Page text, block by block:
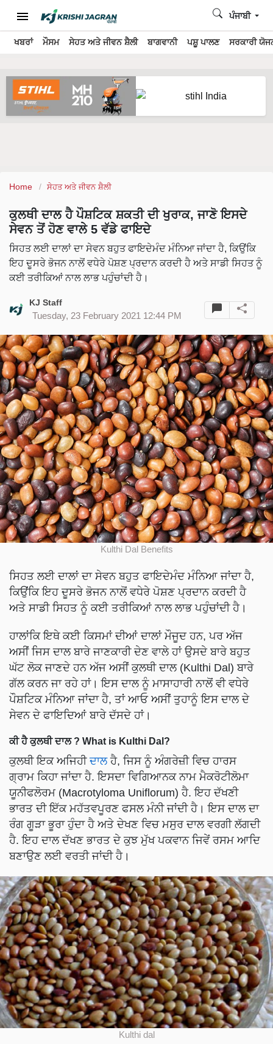
ਖਬਰਾਂ ਮੌਸਮ ਸੇਹਤ ਅਤੇ ਜੀਵਨ ਸ਼ੈਲੀ ਬਾਗਵਾਨੀ ਪਸ਼ੂ ਪਾਲਣ ਸਰਕਾਰੀ
ਪੰਜਾਬੀ
Home ਸੇਹਤ ਅਤੇ ਜੀਵਨ ਸ਼ੈਲੀ
ਕੁਲਥੀ ਦਾਲ ਹੈ ਪੌਸ਼ਟਿਕ ਸ਼ਕਤੀ ਦੀ ਖੁਰਾਕ, ਜਾਣੋ ਇਸਦੇ
ਸੇਵਨ ਤੋਂ ਹੋਣ ਵਾਲੇ 5 ਵੱਡੇ ਫਾਇਦੇ
ਸਿਹਤ ਲਈ ਦਾਲਾਂ ਦਾ ਸੇਵਨ ਬਹੁਤ ਫਾਇਦੇਮੰਦ ਮੰਨਿਆ ਜਾਂਦਾ ਹੈ, ਕਿਉਂਕਿ
ਇਹ ਦੂਸਰੇ ਭੋਜਨ ਨਾਲੋਂ ਵਧੇਰੇ ਪੋਸ਼ਣ ਪ੍ਰਦਾਨ ਕਰਦੀ ਹੈ ਅਤੇ ਸਾਡੀ ਸਿਹਤ ਨੂੰ
ਕਈ ਤਰੀਕਿਆਂ ਨਾਲ ਲਾਭ ਪਹੁੰਚਾਂਦੀ ਹੈ।
KJ Staff
Tuesday, 23 February 2021 12:44 PM
Kulthi Dal Benefits
ਸਿਹਤ ਲਈ ਦਾਲਾਂ ਦਾ ਸੇਵਨ ਬਹੁਤ ਫਾਇਦੇਮੰਦ ਮੰਨਿਆ ਜਾਂਦਾ ਹੈ,
ਕਿਉਂਕਿ ਇਹ ਦੂਸਰੇ ਭੋਜਨ ਨਾਲੋਂ ਵਧੇਰੇ ਪੋਸ਼ਣ ਪ੍ਰਦਾਨ ਕਰਦੀ ਹੈ
ਅਤੇ ਸਾਡੀ ਸਿਹਤ ਨੂੰ ਕਈ ਤਰੀਕਿਆਂ ਨਾਲ ਲਾਭ ਪਹੁੰਚਾਂਦੀ ਹੈ।
ਹਾਲਾਂਕਿ ਇਥੇ ਕਈ ਕਿਸਮਾਂ ਦੀਆਂ ਦਾਲਾਂ ਮੌਜੂਦ ਹਨ, ਪਰ ਅੱਜ
ਅਸੀਂ ਜਿਸ ਦਾਲ ਬਾਰੇ ਜਾਣਕਾਰੀ ਦੇਣ ਵਾਲੇ ਹਾਂ ਉਸਦੇ ਬਾਰੇ ਬਹੁਤ
ਘੱਟ ਲੋਕ ਜਾਣਦੇ ਹਨ ਅੱਜ ਅਸੀਂ ਕੁਲਥੀ ਦਾਲ (Kulthi Dal) ਬਾਰੇ
ਗੱਲ ਕਰਨ ਜਾ ਰਹੇ ਹਾਂ। ਇਸ ਦਾਲ ਨੂੰ ਮਾਸਾਹਾਰੀ ਨਾਲੋਂ ਵੀ ਵਧੇਰੇ
ਪੌਸ਼ਟਿਕ ਮੰਨਿਆ ਜਾਂਦਾ ਹੈ, ਤਾਂ ਆਓ ਅਸੀਂ ਤੁਹਾਨੂੰ ਇਸ ਦਾਲ ਦੇ
ਸੇਵਨ ਦੇ ਫਾਇਦਿਆਂ ਬਾਰੇ ਦੱਸਦੇ ਹਾਂ।
ਕੀ ਹੈ ਕੁਲਥੀ ਦਾਲ ? What is Kulthi Dal?
ਕੁਲਥੀ ਇਕ ਅਜਿਹੀ ਦਾਲਹੈ, ਜਿਸ ਨੂੰ ਅੰਗਰੇਜ਼ੀ ਵਿਚ ਹਾਰਸ
ਗ੍ਰਾਮ ਕਿਹਾ ਜਾਂਦਾ ਹੈ. ਇਸਦਾ ਵਿਗਿਆਨਕ ਨਾਮ ਮੈਕਰੋਟੀਲੋਮਾ
ਯੂਨੀਫਲੋਰਮ (Macrotyloma Uniflorum) ਹੈ. ਇਹ ਦੱਖਣੀ
ਭਾਰਤ ਦੀ ਇੱਕ ਮਹੱਤਵਪੂਰਣ ਫਸਲ ਮੰਨੀ ਜਾਂਦੀ ਹੈ। ਇਸ ਦਾਲ ਦਾ
ਰੰਗ ਗੂੜਾ ਭੂਰਾ ਹੁੰਦਾ ਹੈ ਅਤੇ ਦੇਖਣ ਵਿਚ ਮਸੁਰ ਦਾਲ ਵਰਗੀ ਲੱਗਦੀ
ਹੈ. ਇਹ ਦਾਲ ਦੱਖਣ ਭਾਰਤ ਦੇ ਕੁਝ ਮੁੱਖ ਪਕਵਾਨ ਜਿਵੇਂ ਰਸਮ ਆਦਿ
ਬਣਾਉਣ ਲਈ ਵਰਤੀ ਜਾਂਦੀ ਹੈ।
Kulthi dal